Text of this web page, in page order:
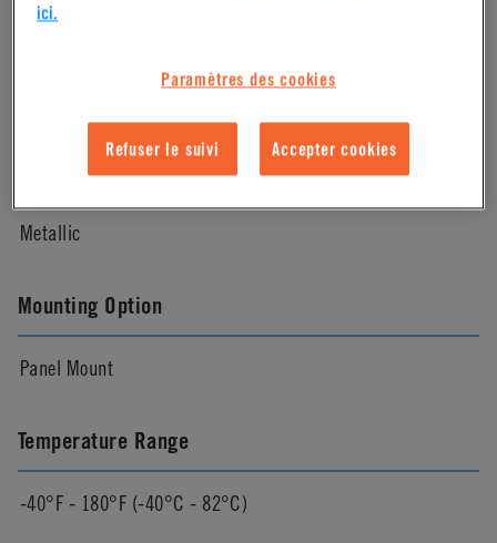
Vacuum to 250 psi, 17.3 bar
Metallic
Mounting Option
Panel Mount
Temperature Range
-40°F - 180°F (-40°C - 82°C)
ici.
Paramètres des cookies
Refuser le suivi Accepter cookies